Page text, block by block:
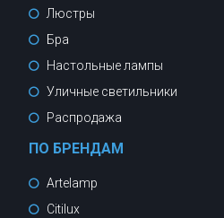
Люстры
Бра
Настольные лампы
Уличные светильники
Распродажа
ПО БРЕНДАМ
Artelamp
Citilux